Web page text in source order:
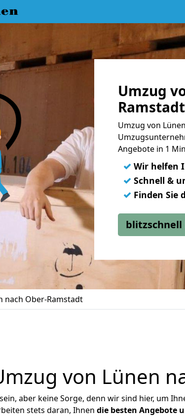
Umzug
Umzug von
Angebote in 1
✓ Wir helfen
✓ Schnell &
✓ Finden Sie
blitzschnell
nach Ober-Ramstadt
von Lünen
aber keine Sorge, denn wir sind hier, um
stets daran, Ihnen die besten Angebote